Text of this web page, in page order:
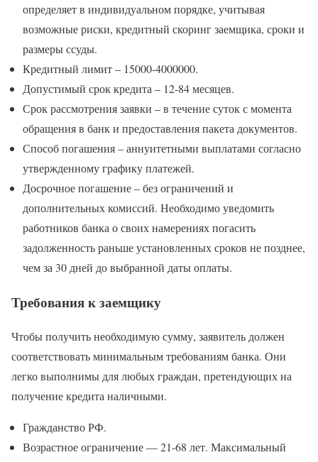
определяет в индивидуальном порядке, учитывая
возможные риски, кредитный скоринг заемщика, сроки и
размеры ссуды.
Кредитный лимит – 15000-4000000.
Допустимый срок кредита – 12-84 месяцев.
Срок рассмотрения заявки – в течение суток с момента
обращения в банк и предоставления пакета документов.
Способ погашения – аннуитетными выплатами согласно
утвержденному графику платежей.
Досрочное погашение – без ограничений и
дополнительных комиссий. Необходимо уведомить
работников банка о своих намерениях погасить
задолженность раньше установленных сроков не позднее,
чем за 30 дней до выбранной даты оплаты.
Требования к заемщику
Чтобы получить необходимую сумму, заявитель должен
соответствовать минимальным требованиям банка. Они
легко выполнимы для любых граждан, претендующих на
получение кредита наличными.
Гражданство РФ.
Возрастное ограничение — 21-68 лет. Максимальный